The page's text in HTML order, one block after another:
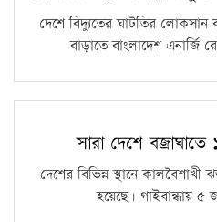
দেশে বিদ্যুতের ঘাটতির লোকসান
বাড়াতে বাংলাদেশ এনার্জি
সারা দেশে
দেশের বিভিন্ন স্থানে
হয়েছে। গাইবান্ধায়